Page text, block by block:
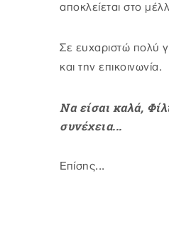
αποκλείεται στο
Σε ευχαριστώ πολύ
και την επικοινωνία.
Να είσαι καλά,
συνέχεια...
Επίσης...